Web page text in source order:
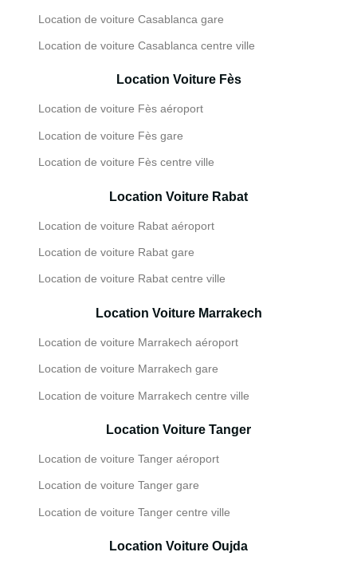
Location de voiture Casablanca gare
Location de voiture Casablanca centre ville
Location Voiture Fès
Location de voiture Fès aéroport
Location de voiture Fès gare
Location de voiture Fès centre ville
Location Voiture Rabat
Location de voiture Rabat aéroport
Location de voiture Rabat gare
Location de voiture Rabat centre ville
Location Voiture Marrakech
Location de voiture Marrakech aéroport
Location de voiture Marrakech gare
Location de voiture Marrakech centre ville
Location Voiture Tanger
Location de voiture Tanger aéroport
Location de voiture Tanger gare
Location de voiture Tanger centre ville
Location Voiture Oujda